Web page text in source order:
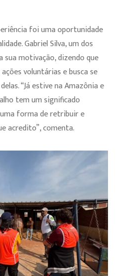
foi uma oportunidade
Gabriel Silva, um dos
motivação, dizendo que
voluntárias e busca se
“Já estive na Amazônia e
tem um significado
forma de retribuir e
acredito”, comenta.